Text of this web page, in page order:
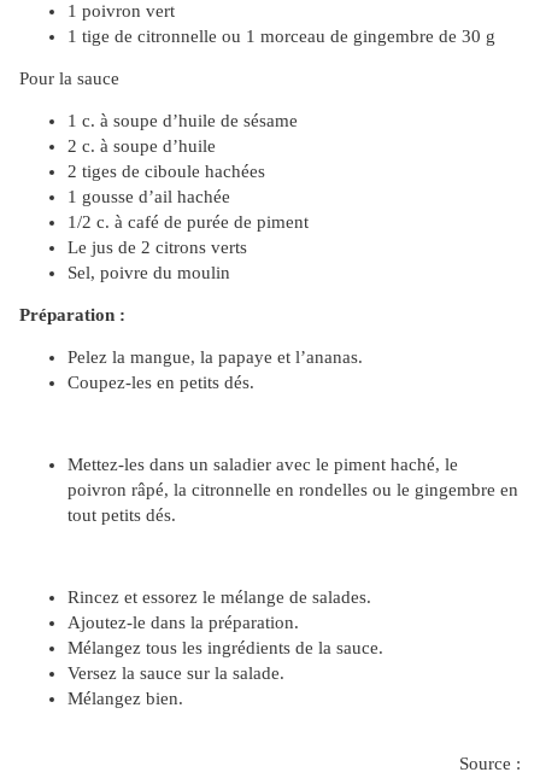
1 poivron vert
1 tige de citronnelle ou 1 morceau de gingembre de 30 g
Pour la sauce
1 c. à soupe d’huile de sésame
2 c. à soupe d’huile
2 tiges de ciboule hachées
1 gousse d’ail hachée
1/2 c. à café de purée de piment
Le jus de 2 citrons verts
Sel, poivre du moulin
Préparation :
Pelez la mangue, la papaye et l’ananas.
Coupez-les en petits dés.
Mettez-les dans un saladier avec le piment haché, le
poivron râpé, la citronnelle en rondelles ou le gingembre en
tout petits dés.
Rincez et essorez le mélange de salades.
Ajoutez-le dans la préparation.
Mélangez tous les ingrédients de la sauce.
Versez la sauce sur la salade.
Mélangez bien.
Source :